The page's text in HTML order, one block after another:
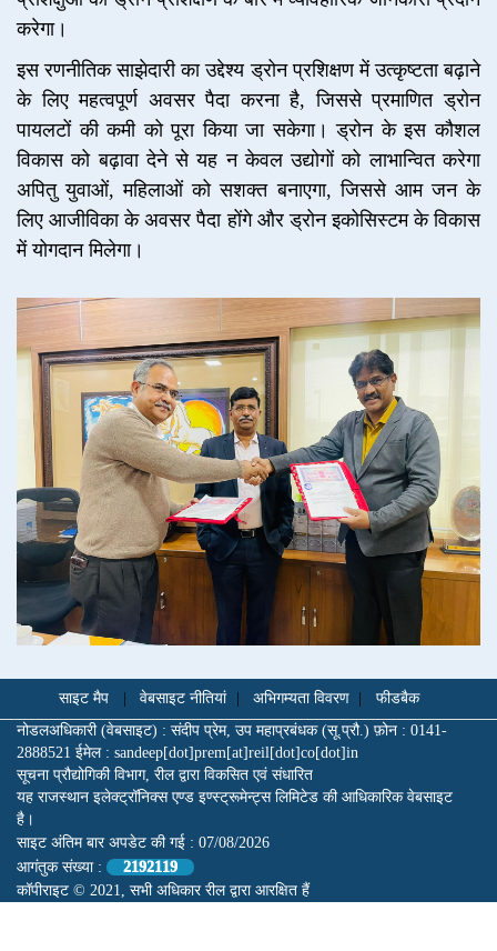
करेगा।
इस रणनीतिक साझेदारी का उद्देश्य ड्रोन प्रशिक्षण में उत्कृष्टता बढ़ाने
के लिए महत्वपूर्ण अवसर पैदा करना है, जिससे प्रमाणित ड्रोन
पायलटों की कमी को पूरा किया जा सकेगा। ड्रोन के इस कौशल
विकास को बढ़ावा देने से यह न केवल उद्योगों को लाभान्वित करेगा
अपितु युवाओं, महिलाओं को सशक्त बनाएगा, जिससे आम जन के
लिए आजीविका के अवसर पैदा होंगे और ड्रोन इकोसिस्टम के विकास
में योगदान मिलेगा।
साइट मैप वेबसाइट नीतियां अभिगम्यता विवरण
फीडबैक
नोडलअधिकारी (वेबसाइट) : संदीप प्रेम, उप महाप्रबंधक (सू.प्रौ.) फ़ोन : 0141-
2888521 ईमेल : sandeep[dot]prem[at]reil[dot]co[dot]in
सूचना प्रौद्योगिकी विभाग, रील द्वारा विकसित एवं संधारित
यह राजस्थान इलेक्ट्रॉनिक्स एण्ड इण्स्ट्रूमेन्ट्स लिमिटेड की आधिकारिक वेबसाइट
है।
साइट अंतिम बार अपडेट की गई : 07/08/2026
आगंतुक संख्या :
2192119
कॉपीराइट © 2021, सभी अधिकार रील द्वारा आरक्षित हैं